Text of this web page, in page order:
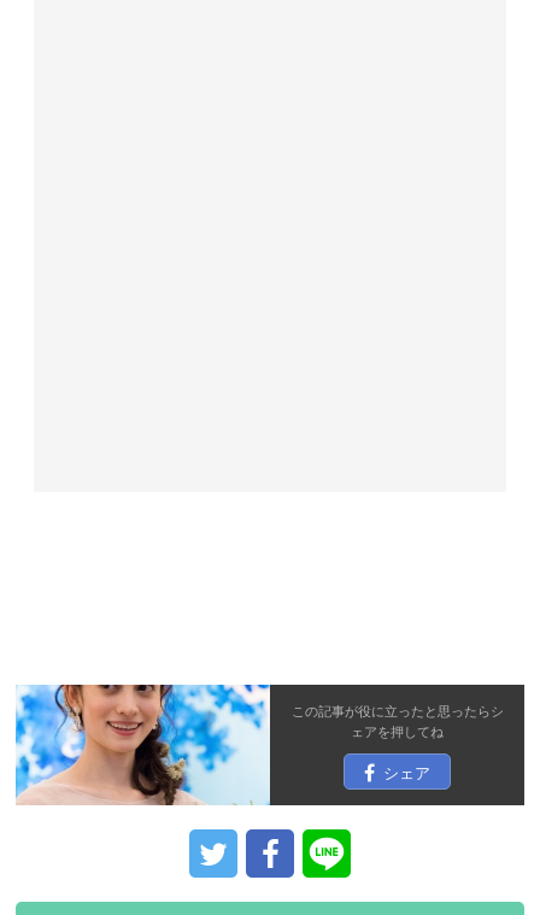
この記事が役に立ったと思ったらシ
ェアを押してね
シェア